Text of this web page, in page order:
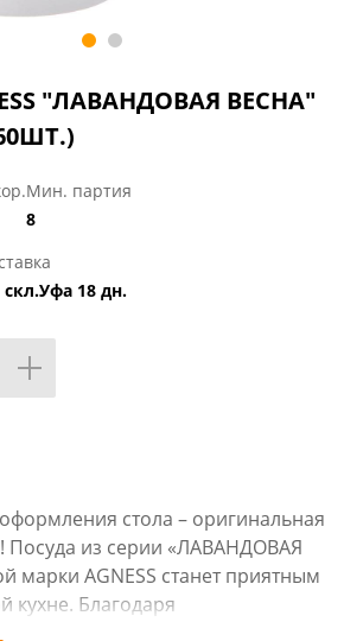
"ЛАВАНДОВАЯ ВЕСНА"
Мин. партия
8
18 дн.
стола – оригинальная
Посуда из серии «ЛАВАНДОВАЯ
марки AGNESS станет приятным
кухне. Благодаря
каждое изделие будет